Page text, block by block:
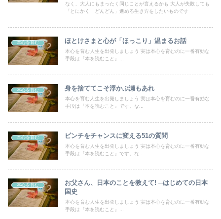
なく、大人にもまったく同じことが言えるかも 大人が失敗しても
「とにかく どんどん」進める生き方をしたいものです
本心を育む ほとけさまと心が「ほっこり」温まるお話
本心を育む人生を出発しましょう 実は本心を育むのに一番有効な
手段は『本を読むこと』...
本心を育む 身を捨ててこそ浮かぶ瀬もあれ
本心を育む人生を出発しましょう 実は本心を育むのに一番有効な
手段は『本を読むこと』です。な...
本心を育む ピンチをチャンスに変える51の質問
本心を育む人生を出発しましょう 実は本心を育むのに一番有効な
手段は『本を読むこと』です。な...
本心を育む
お父さん、日本のことを教えて! ─はじめての日本
国史
本心を育む人生を出発しましょう 実は本心を育むのに一番有効な
手段は『本を読むこと』...